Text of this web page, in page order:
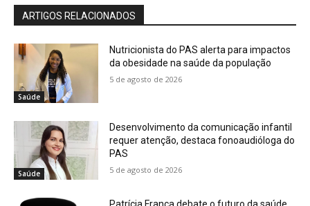
ARTIGOS RELACIONADOS
Saúde
Nutricionista do PAS alerta para impactos
da obesidade na saúde da população
5 de agosto de 2026
Saúde
Desenvolvimento da comunicação infantil
requer atenção, destaca fonoaudióloga do
PAS
5 de agosto de 2026